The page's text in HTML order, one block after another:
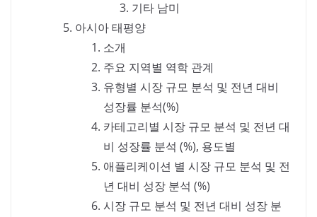
기타 남미
아시아 태평양
소개
주요 지역별 역학 관계
유형별 시장 규모 분석 및 전년 대비
성장률 분석(%)
카테고리별 시장 규모 분석 및 전년 대
비 성장률 분석 (%), 용도별
애플리케이션 별 시장 규모 분석 및 전
년 대비 성장 분석 (%)
시장 규모 분석 및 전년 대비 성장 분